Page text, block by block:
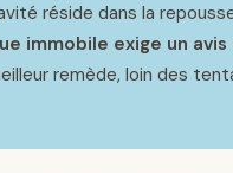
réside dans la
immobile exige un
remède, loin des